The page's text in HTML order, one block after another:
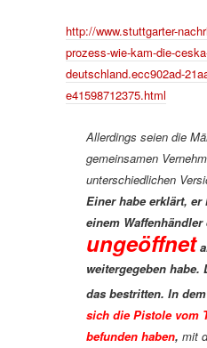
http://www.stuttgarter-
prozess-wie-kam-die-
deutschland.ecc902ad-
e41598712375.html
Allerdings seien die
gemeinsamen
unterschiedlichen
Einer habe erklärt, er
einem
ungeöffnet
weitergegeben habe.
das bestritten. In
sich die Pistole vom
befunden haben, mit